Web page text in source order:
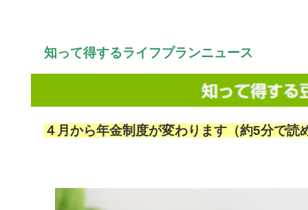
知って得するライフプランニュース
４月から年金制度が変わります（約5分で読